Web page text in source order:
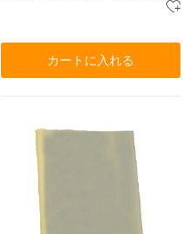
カートに入れる